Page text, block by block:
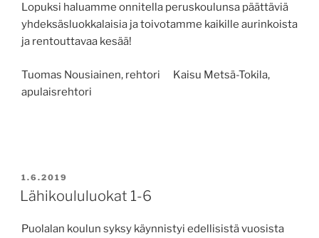
Lopuksi haluamme onnitella peruskoulunsa päättäviä
yhdeksäsluokkalaisia ja toivotamme kaikille aurinkoista
ja rentouttavaa kesää!
Tuomas Nousiainen, rehtori Kaisu Metsä-Tokila,
apulaisrehtori
JULKAISTU
1.6.2019
Lähikoululuokat 1-6
Puolalan koulun syksy käynnistyi edellisistä vuosista